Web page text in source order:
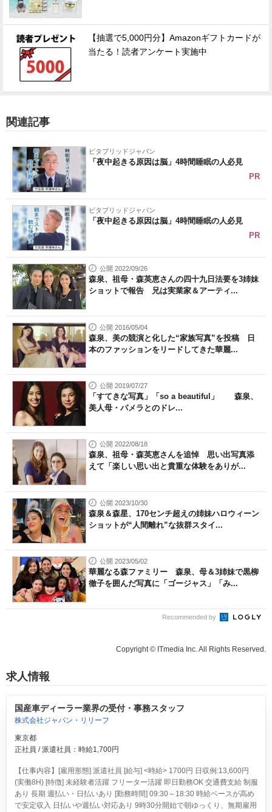
【抽選で5,000円分】Amazonギフトカードが
当たる！読者アンケート実施中
関連記事
ビタブリッドジャパン
「夜中起きる原因は脳」4時間睡眠の人必見
PR
ビタブリッドジャパン
「夜中起きる原因は脳」4時間睡眠の人必見
PR
公開 2022/09/26
森泉、祖母・森英恵さんの四十九日法要を3姉妹
ショットで報告 兄は実業家＆アーティ...
公開 2016/05/04
森泉、美の競演と化した“家族写真”を投稿 日
本のファッションをリードしてきた華麗...
公開 2019/07/27
「すてきな写真」「so a beautiful」 森泉、
美人母・パメラとのドレ...
公開 2022/08/18
森泉、祖母・森英恵さんを追悼 思い出写真添
えて「楽しい思い出と貴重な体験をありが...
公開 2023/10/30
森泉＆森星、170センチ超えの姉妹ハロウィーン
ショットが“人間離れ”な抜群スタイ...
公開 2023/05/02
華麗なる森ファミリー 森泉、母＆3姉妹で黒柳
徹子を囲んだ写真に「ゴージャス」「み...
Recommended by
Copyright © ITmedia Inc. All Rights Reserved.
求人情報
国産車ディーラー業界の受付・事務スタッフ
株式会社ジャパン・リリーフ
東京都
正社員 / 派遣社員：時給1,700円
【仕事内容】[雇用形態] 派遣社員 [給与] <時給> 1700円 日収例:13,600円
(実働8H) [特徴] 未経験者活躍 フリーター活躍 即日勤務OK 交通費支給 制服
あり 長期 週払い・日払いあり [勤務時間] 09:30～18:30 時給ベースが高め
で安定収入 日払いや週払い対応あり 9時30分開始で朝ゆっくり、無期雇用